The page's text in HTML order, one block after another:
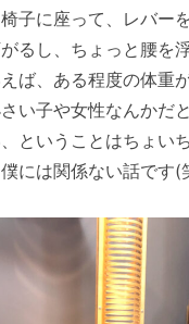
子に座って、レバー
るし、ちょっと腰を
ば、ある程度の体重
い子や女性なんかだ
ということはちょい
には関係ない話です(